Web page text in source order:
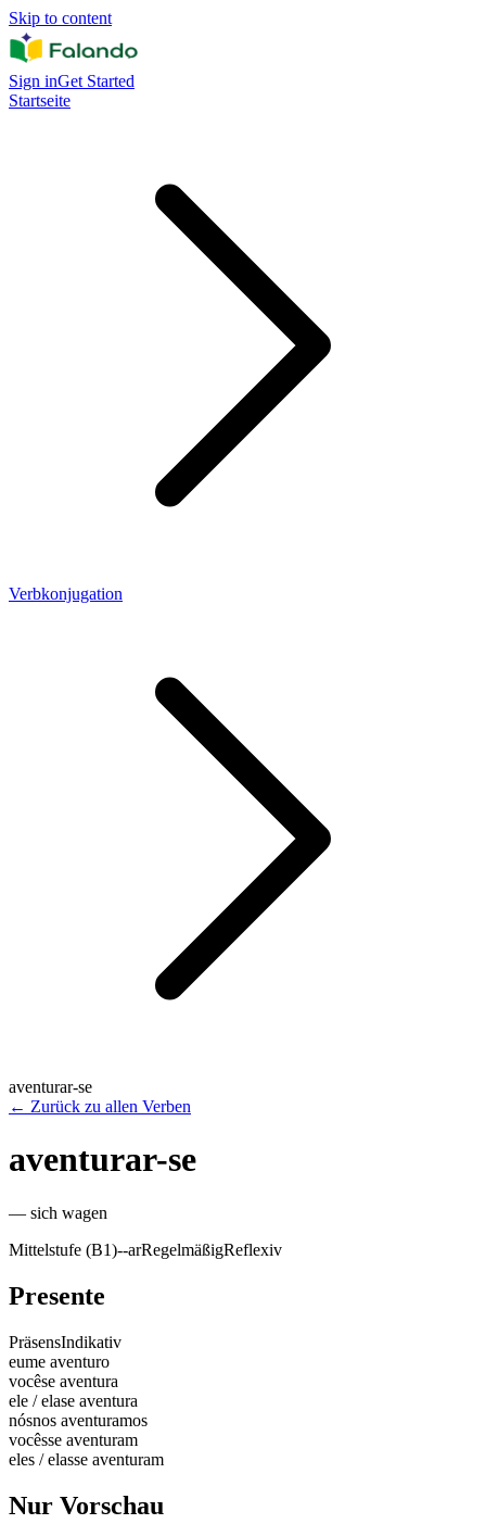
Skip to content
Sign inGet Started
Startseite
Verbkonjugation
aventurar-se
← Zurück zu allen Verben
aventurar-se
— sich wagen
Mittelstufe (B1)--arRegelmäßigReflexiv
Presente
PräsensIndikativ
eume aventuro
vocêse aventura
ele / elase aventura
nósnos aventuramos
vocêsse aventuram
eles / elasse aventuram
Nur Vorschau